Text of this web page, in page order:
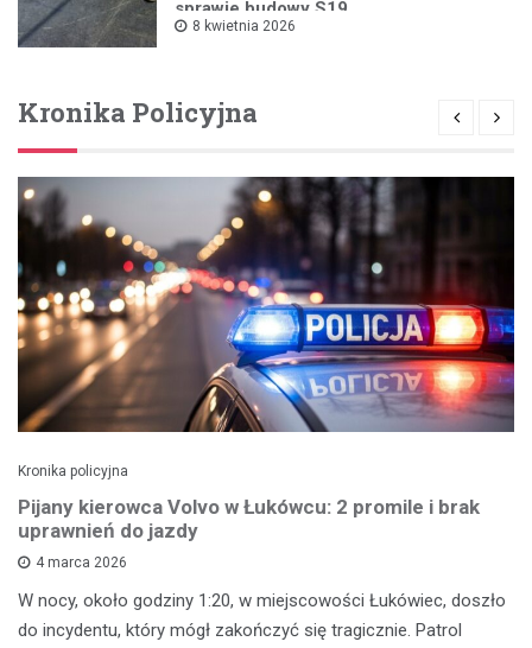
sprawie budowy S19
8 kwietnia 2026
Kronika Policyjna
Kronika policyjna
Pijany kierowca Volvo w Łukówcu: 2 promile i brak
uprawnień do jazdy
4 marca 2026
W nocy, około godziny 1:20, w miejscowości Łukówiec, doszło
do incydentu, który mógł zakończyć się tragicznie. Patrol